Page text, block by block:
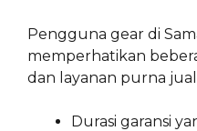
Pengguna gear di
memperhatikan
dan layanan purna
Durasi garansi